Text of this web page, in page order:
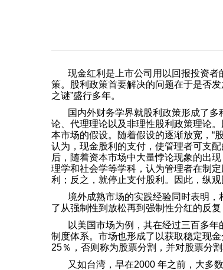
现金红利是上市公司用以回报投资
策。股利政策首要解决的问题在于是否
之谜”盛行多年。
国内外财务学界就股利政策形成了
论、代理理论以及非理性股利政策理论
本市场的假设。随着假设的逐渐放宽，“
认为，现金股利的支付，使管理者可支
后，随着资本市场中大量悖论现象的出
理学和社会学等学科，认为管理者在制
利；反之，就停止支付股利。因此，纵
境外成熟市场的实践经验同时表明
了从强制性到放松再到强制性分红的反
以美国市场为例，其在经过三百多年
制度体系。市场也形成了以获取稳定现
25％，否则称为股票分割，并对股票分
又如台湾，早在2000 年之前，大多